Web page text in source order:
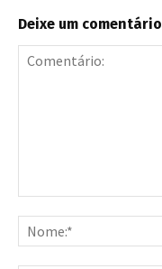
Deixe um comentário